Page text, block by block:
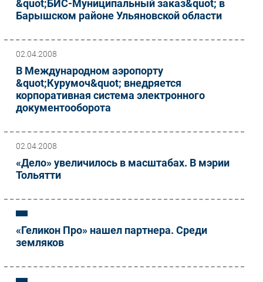
&quot;БИС-Муниципальный заказ&quot; в
Барышском районе Ульяновской области
02.04.2008
В Международном аэропорту
&quot;Курумоч&quot; внедряется
корпоративная система электронного
документооборота
02.04.2008
«Дело» увеличилось в масштабах. В мэрии
Тольятти
«Геликон Про» нашел партнера. Среди
земляков